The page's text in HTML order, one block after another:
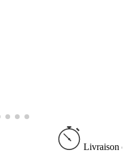
Livraison